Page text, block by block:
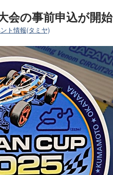
会の事前申込が開始
ト情報(タミヤ)